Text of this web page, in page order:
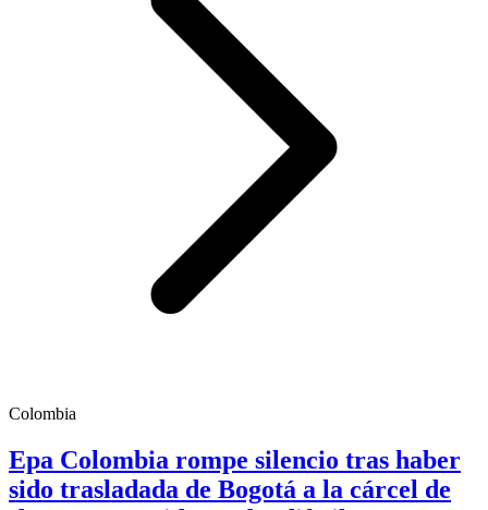
Colombia
Epa Colombia rompe silencio tras haber
sido trasladada de Bogotá a la cárcel de